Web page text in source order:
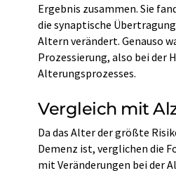
Ergebnis zusammen. Sie
die synaptische
Altern verändert. Genauso
Prozessierung, also bei der
Alterungsprozesses.
Vergleich mit
Da das Alter der größte
Demenz ist, verglichen die
mit Veränderungen bei der